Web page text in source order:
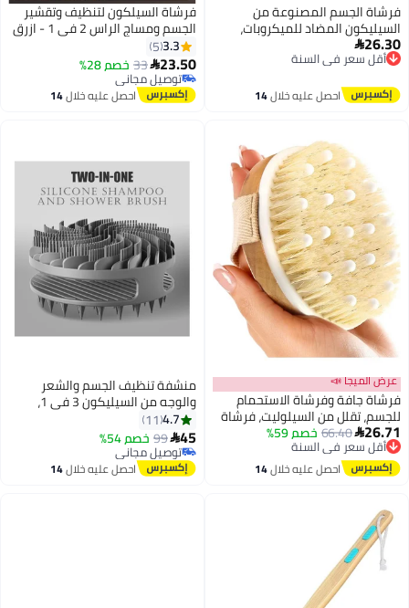
من
للميكروبات،
الحساسة مع
التنظيف،
من السيليكون
خلال14
فرشاة السيلكون لتنظيف وتقشير
الجسم ومساج الراس 2 في 1 - ازرق
خصم 28%
توصيل مجانياحصل عليه خلال14
اغسطس
الاستحمام
فرشاة
اللمفاوي،
ناعمة
لبشرة
59%
خلال14
منشفة تنظيف الجسم والشعر
والوجه من السيليكون 3 في 1،
تقشير لطيف لتنظيف الجسم أثناء
الاستحمام، مصنوعة من السيليكون،
سهلة الرغوة بعد الاستحمام، تدوم
طويلاً
4.7
11
45
توصيل مجانياحصل عليه خلال14
اغسطس